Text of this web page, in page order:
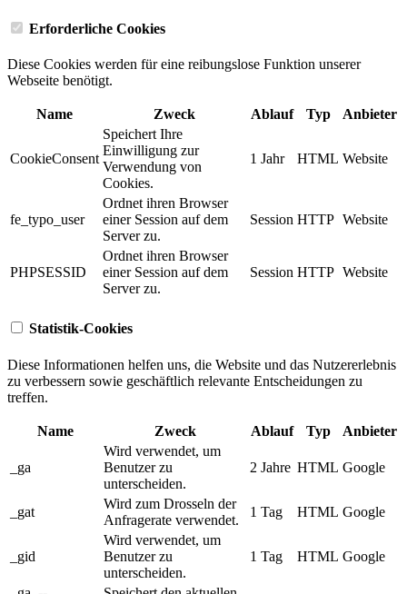
Erforderliche Cookies
Diese Cookies werden für eine reibungslose Funktion unserer
Webseite benötigt.
Name Zweck Ablauf Typ Anbieter
CookieConsent
Speichert Ihre
Einwilligung zur
Verwendung von
Cookies.
1 Jahr HTML Website
fe_typo_user
Ordnet ihren Browser
einer Session auf dem
Server zu.
Session HTTP Website
PHPSESSID
Ordnet ihren Browser
einer Session auf dem
Server zu.
Session HTTP Website
Statistik-Cookies
Diese Informationen helfen uns, die Website und das Nutzererlebnis
zu verbessern sowie geschäftlich relevante Entscheidungen zu
treffen.
Name Zweck Ablauf Typ Anbieter
_ga
Wird verwendet, um
Benutzer zu
unterscheiden.
2 Jahre HTML Google
_gat
Wird zum Drosseln der
Anfragerate verwendet.
1 Tag HTML Google
_gid
Wird verwendet, um
Benutzer zu
unterscheiden.
1 Tag HTML Google